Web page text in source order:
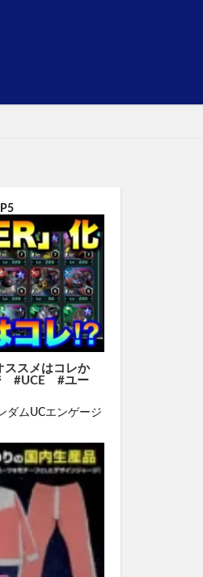
ススメはコレか
#UCE #ユー
ダムUCエンゲージ